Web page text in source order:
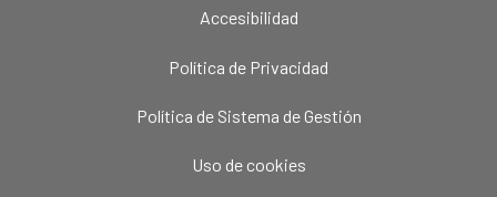
Accesibilidad
Política de Privacidad
Política de Sistema de Gestión
Uso de cookies